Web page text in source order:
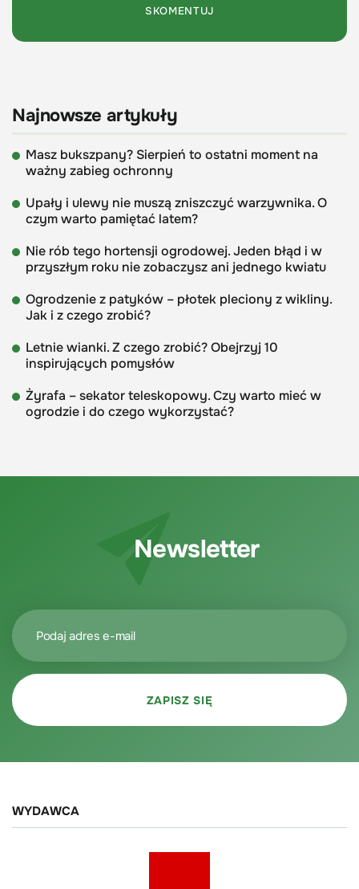
Najnowsze artykuły
Masz bukszpany? Sierpień to ostatni moment na
ważny zabieg ochronny
Upały i ulewy nie muszą zniszczyć warzywnika. O
czym warto pamiętać latem?
Nie rób tego hortensji ogrodowej. Jeden błąd i w
przyszłym roku nie zobaczysz ani jednego kwiatu
Ogrodzenie z patyków – płotek pleciony z wikliny.
Jak i z czego zrobić?
Letnie wianki. Z czego zrobić? Obejrzyj 10
inspirujących pomysłów
Żyrafa – sekator teleskopowy. Czy warto mieć w
ogrodzie i do czego wykorzystać?
Newsletter
WYDAWCA